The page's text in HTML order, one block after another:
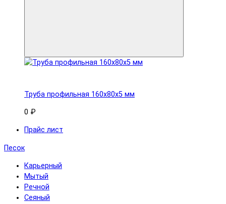
Труба профильная 160x80х5 мм
0 ₽
Прайс лист
Песок
Карьерный
Мытый
Речной
Сеяный